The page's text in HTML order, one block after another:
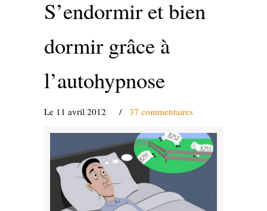
S’endormir et bien
dormir grâce à
l’autohypnose
Le 11 avril 2012 / 37 commentaires